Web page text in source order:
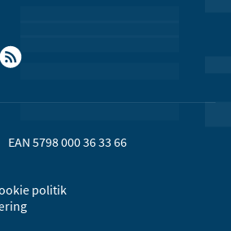
EAN 5798 000 36 33 66
politik